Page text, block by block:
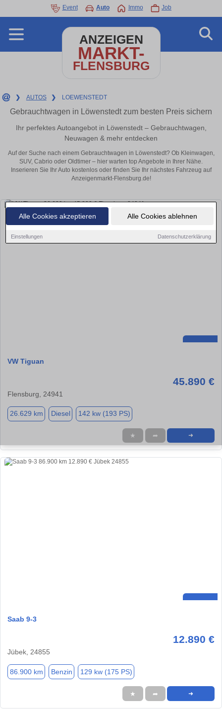
Alle Cookies akzeptieren Alle Cookies ablehnen
Einstellungen Datenschutzerklärung
Event Auto Immo Job
ANZEIGEN
MARKT-
FLENSBURG
❯ AUTOS ❯ LOEWENSTEDT
Gebrauchtwagen in Löwenstedt zum besten Preis sichern
Ihr perfektes Autoangebot in Löwenstedt – Gebrauchtwagen,
Neuwagen & mehr entdecken
Auf der Suche nach einem Gebrauchtwagen in Löwenstedt? Ob Kleinwagen,
SUV, Cabrio oder Oldtimer – hier warten top Angebote in Ihrer Nähe.
Inserieren Sie Ihr Auto kostenlos oder finden Sie Ihr nächstes Fahrzeug auf
Anzeigenmarkt-Flensburg.de!
VW Tiguan
45.890 €
Flensburg, 24941
26.629 km Diesel 142 kw (193 PS)
★ ➦ ➜
Saab 9-3
12.890 €
Jübek, 24855
86.900 km Benzin 129 kw (175 PS)
★ ➦ ➜